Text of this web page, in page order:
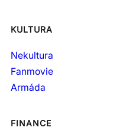
KULTURA
Nekultura
Fanmovie
Armáda
FINANCE